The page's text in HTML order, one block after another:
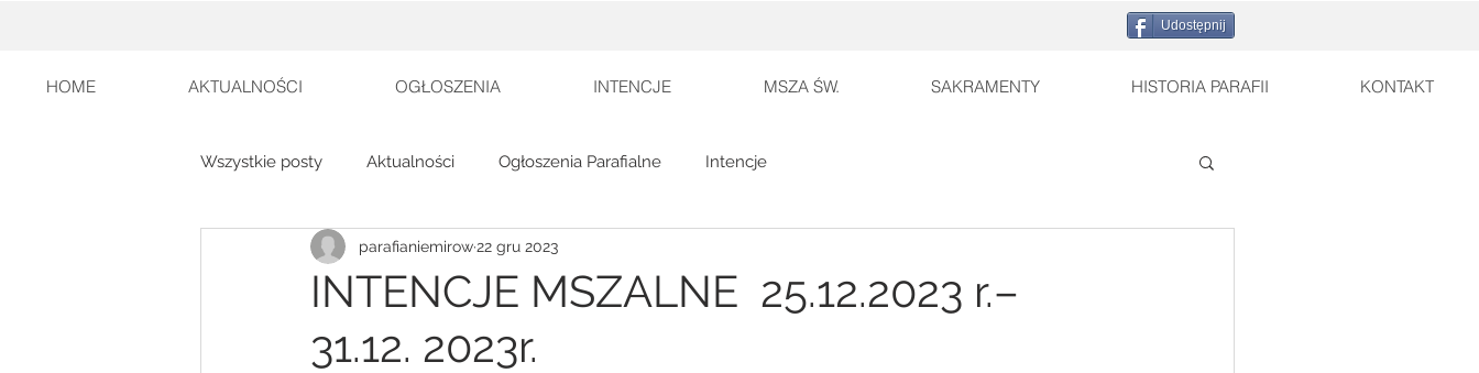
Udostępnij
HOME AKTUALNOŚCI OGŁOSZENIA INTENCJE MSZA ŚW. SAKRAMENTY HISTORIA PARAFII KONTAKT
Wszystkie posty Aktualności Ogłoszenia Parafialne Intencje
INTENCJE MSZALNE 25.12.2023 r.–
31.12. 2023r.
parafianiemirow22 gru 2023